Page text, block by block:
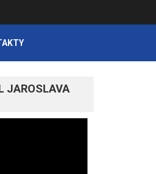
JAROSLAVA